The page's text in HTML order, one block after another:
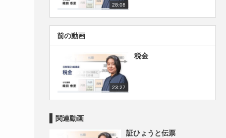
28:08
前の動画
23:27
税金
関連動画
証ひょうと伝票